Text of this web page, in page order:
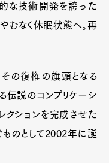
About
Pen tw
な技術開発を誇った
むなく休眠状態へ。再
の復権の旗頭となる
る伝説のコンプリケーシ
クションを完成させた
ものとして2002年に誕